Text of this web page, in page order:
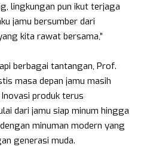
lingkungan pun ikut terjaga
jamu bersumber dari
kita rawat bersama,”
berbagai tantangan, Prof.
masa depan jamu masih
produk terus
dari jamu siap minum hingga
minuman modern yang
generasi muda.